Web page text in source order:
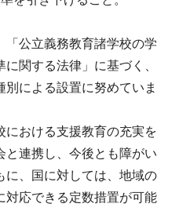
「公立義務教育諸学校の学
関する法律」に基づく、
による設置に努めていま
における支援教育の充実を
と連携し、今後とも障がい
に、国に対しては、地域の
対応できる定数措置が可能